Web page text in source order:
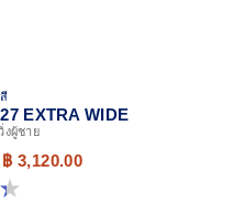
EXTRA WIDE
งผู้ชาย
฿ 3,120.00